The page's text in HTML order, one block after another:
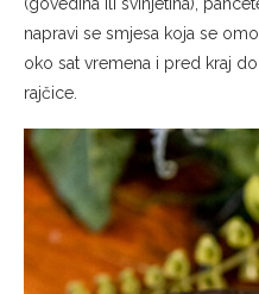
napravi se smjesa koja se
oko sat vremena i pred kraj
rajčice.